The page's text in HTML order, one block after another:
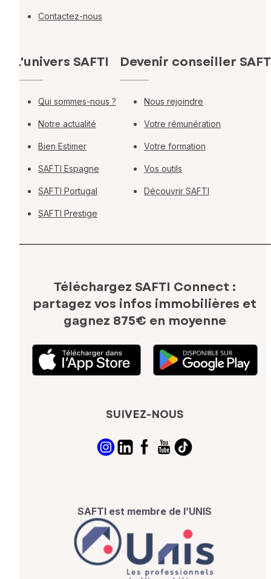
Contactez-nous
L'univers SAFTI
Qui sommes-nous ?
Notre actualité
Bien Estimer
SAFTI Espagne
SAFTI Portugal
SAFTI Prestige
Devenir conseiller
Nous rejoindre
Votre rémunération
Votre formation
Vos outils
Découvrir SAFTI
Téléchargez SAFTI Connect :
partagez vos infos immobilières et
gagnez 875€ en moyenne
SUIVEZ-NOUS
SAFTI est membre de l’UNIS